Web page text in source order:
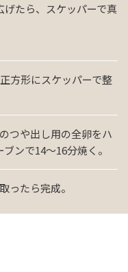
たら、スケッパーで真
方形にスケッパーで整
つや出し用の全卵をハ
ンで14～16分焼く。
ったら完成。